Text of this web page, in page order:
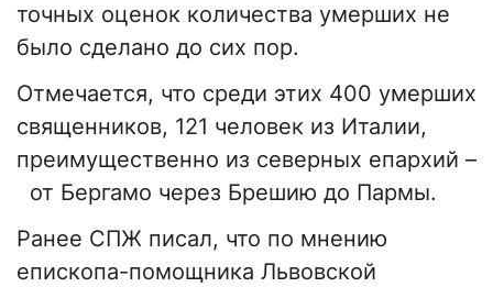
точных оценок количества умерших не
было сделано до сих пор.
Отмечается, что среди этих 400 умерших
священников, 121 человек из Италии,
преимущественно из северных епархий –
от Бергамо через Брешию до Пармы.
Ранее СПЖ писал, что по мнению
епископа-помощника Львовской